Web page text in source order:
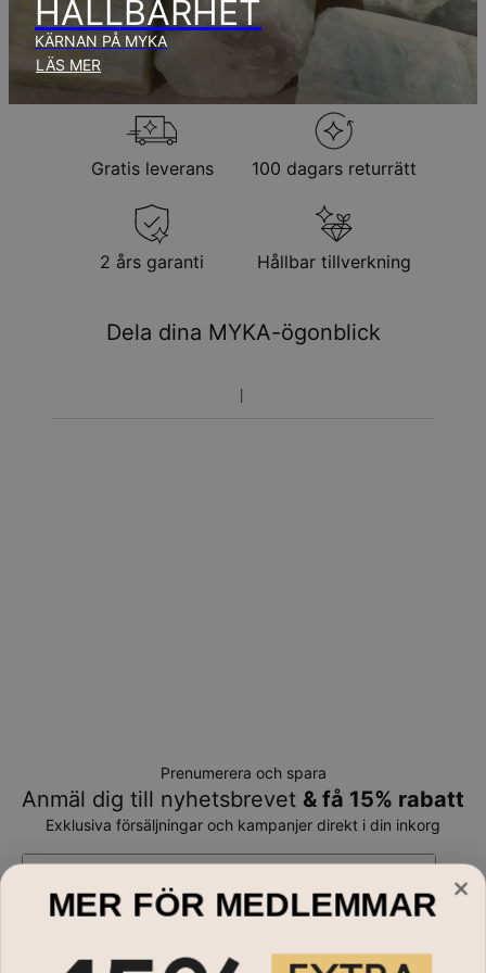
Returpolicy
Observera att personliga smycken är unika och endast kan
returneras för utbyte eller butikskredit
HÅLLBARHET
KÄRNAN PÅ MYKA
LÄS MER
Gratis leverans 100 dagars returrätt
2 års garanti Hållbar tillverkning
Dela dina MYKA-ögonblick
Prenumerera och spara
Anmäl dig till nyhetsbrevet & få 15% rabatt
Exklusiva försäljningar och kampanjer direkt i din inkorg
MER FÖR MEDLEMMAR